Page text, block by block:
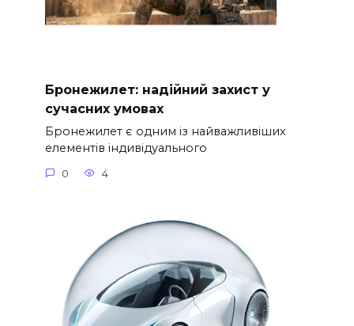
Бронежилет: надійний захист у
сучасних умовах
Бронежилет є одним із найважливіших
елементів індивідуального
0 4